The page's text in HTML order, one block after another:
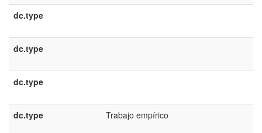
dc.type
dc.type
dc.type
dc.type Trabajo empírico